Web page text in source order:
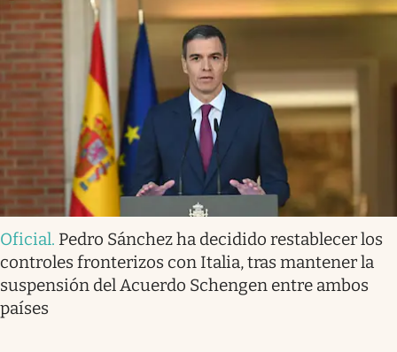
Oficial. Pedro Sánchez ha decidido restablecer los
controles fronterizos con Italia, tras mantener la
suspensión del Acuerdo Schengen entre ambos
países